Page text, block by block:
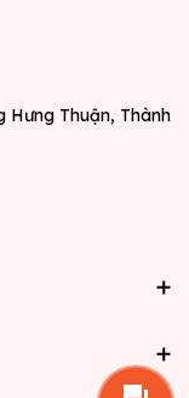
Hưng Thuận, Thành